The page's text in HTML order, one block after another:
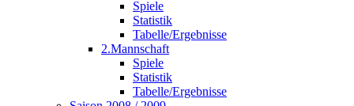
Spiele
Statistik
Tabelle/Ergebnisse
2.Mannschaft
Spiele
Statistik
Tabelle/Ergebnisse